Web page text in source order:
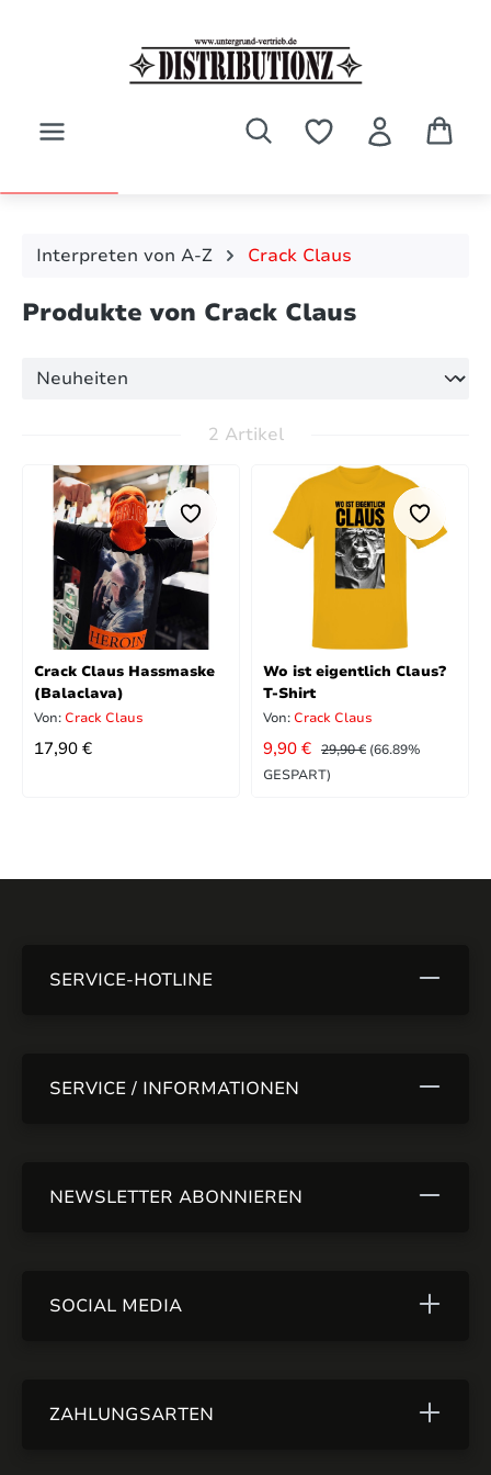
Interpreten von A-Z Crack Claus
Produkte von Crack Claus
2 Artikel
Crack Claus Hassmaske
(Balaclava)
Von: Crack Claus
REGULÄRER PREIS:
17,90 €
Wo ist eigentlich Claus?
T-Shirt
Von: Crack Claus
VERKAUFSPREIS:
9,90 € REGULÄRER PREIS:
29,90 € (66.89%
GESPART)
SERVICE-HOTLINE
SERVICE / INFORMATIONEN
NEWSLETTER ABONNIEREN
SOCIAL MEDIA
ZAHLUNGSARTEN